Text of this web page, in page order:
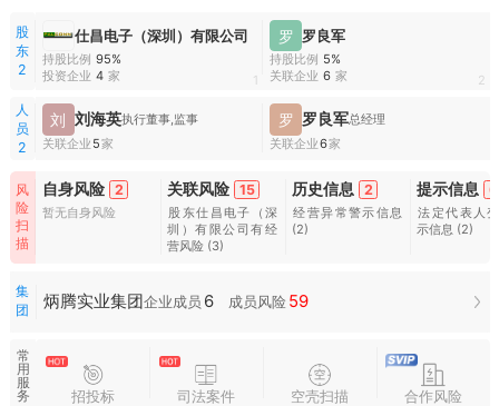
股
东
2
仕昌电子（深圳）有限公司
持股比例 95%
投资企业 4 家 1
罗 罗良军
持股比例 5%
关联企业 6 家 2
人
员
2
刘 刘海英执行董事,监事
关联企业 5家
罗 罗良军总经理
关联企业6家
风
险
扫
描
自身风险 2
暂无自身风险
关联风险 15
股东仕昌电子（深
圳）有限公司有经
营风险 (3)
历史信息 2
经营异常警示信息
(2)
提示信息
法定代表人
示信息 (2)
集
团
炳腾实业集团企业成员 6 成员风险 59
常
用
服
务
招投标 司法案件 空壳扫描 合作风险